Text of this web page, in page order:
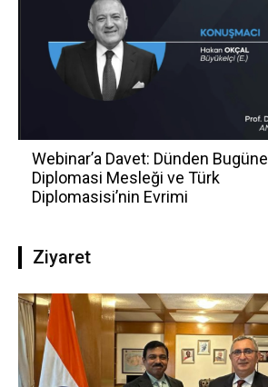
Webinar’a Davet: Dünden Bugüne
Diplomasi Mesleği ve Türk
Diplomasisi’nin Evrimi
Ziyaret